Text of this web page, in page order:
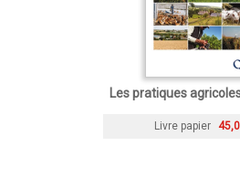
Les pratiques
Livre papier